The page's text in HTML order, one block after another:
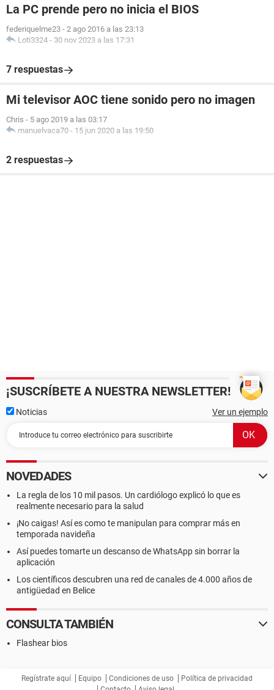
La PC prende pero no inicia el BIOS
federiquelme23 - 2 ago 2016 a las 23:13
Loti3324 - 30 nov 2023 a las 17:31
7 respuestas
Mi televisor AOC tiene sonido pero no imagen
Chris - 5 ago 2019 a las 03:17
manuelvaca70 - 15 jun 2020 a las 19:50
2 respuestas
¡SUSCRÍBETE A NUESTRA NEWSLETTER!
Noticias Ver un ejemplo
NOVEDADES
La regla de los 10 mil pasos. Un cardiólogo explicó lo que es
realmente necesario para la salud
¡No caigas! Así es como te manipulan para comprar más en
temporada navideña
Así puedes tomarte un descanso de WhatsApp sin borrar la
aplicación
Los científicos descubren una red de canales de 4.000 años de
antigüedad en Belice
CONSULTA TAMBIÉN
Flashear bios
Regístrate aquí Equipo Condiciones de uso
Política de privacidad